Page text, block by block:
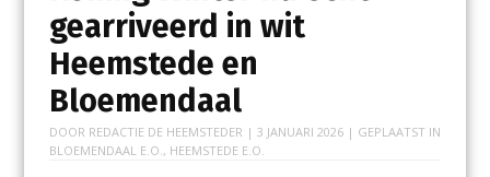
gearriveerd in wit
Heemstede en
Bloemendaal
DOOR REDACTIE DE HEEMSTEDER | 3 JANUARI 2026| GEPLAATST IN
BLOEMENDAAL E.O., HEEMSTEDE E.O.